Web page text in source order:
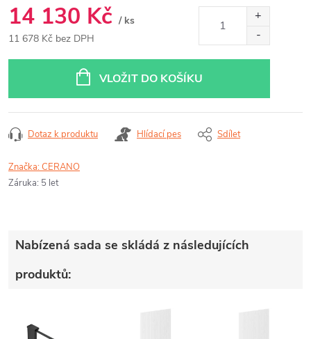
14 130 Kč / ks
11 678 Kč bez DPH
VLOŽIT DO KOŠÍKU
Dotaz k produktu Hlídací pes Sdílet
Značka:CERANO
Záruka: 5 let
Nabízená sada se skládá z následujících
produktů: